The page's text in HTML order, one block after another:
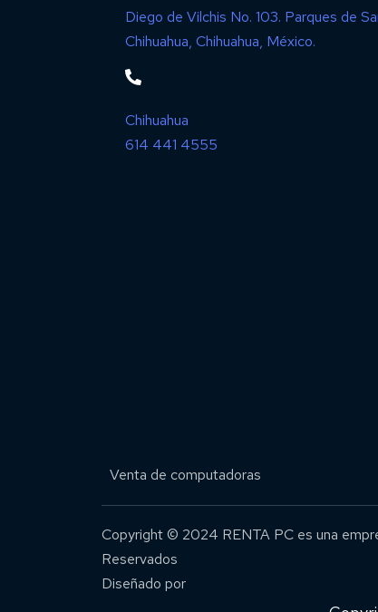
Diego de Vilchis No. 103. Parques de
Chihuahua, Chihuahua, México.
Chihuahua
614 441 4555
Venta de computadoras
Copyright © 2024 RENTA PC es una
Reservados
Diseñado por